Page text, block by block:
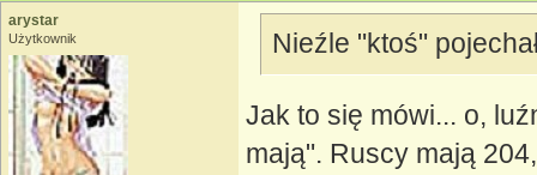
arystar
Użytkownik Nieźle "ktoś"
Jak to się mówi... o,
mają". Ruscy mają